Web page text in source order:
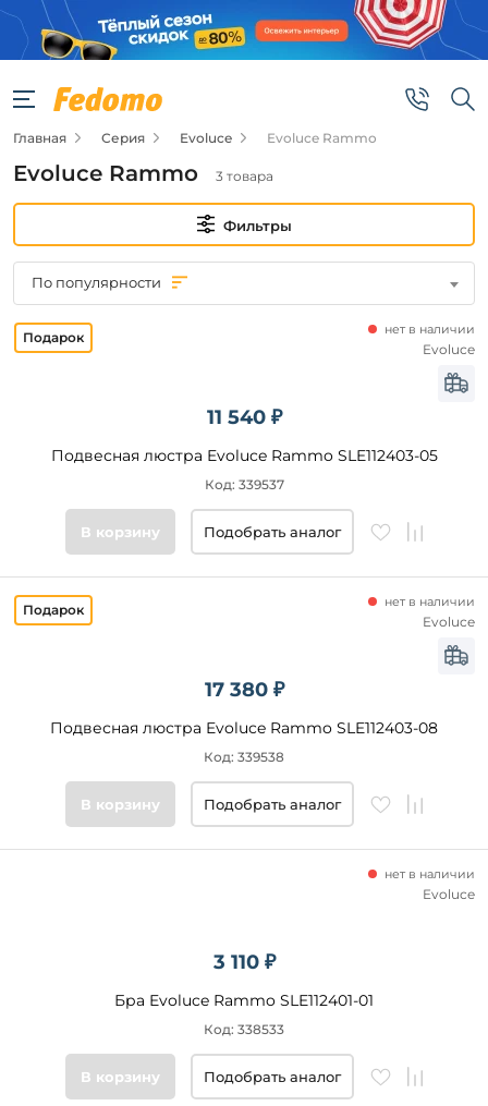
Фильтры
Цена
от
Бренд
Цвет
основания
Стиль
Главная Серия Evoluce Evoluce Rammo
Evoluce Rammo 3 товара
Фильтры
По популярности
11 540 ₽
Подвесная люстра Evoluce Rammo SLE112403-05
нет в наличии
Код: 339537
Evoluce
В корзину Подобрать аналог
17 380 ₽
Подвесная люстра Evoluce Rammo SLE112403-08
нет в наличии
Код: 339538
Evoluce
В корзину Подобрать аналог
3 110 ₽
Бра Evoluce Rammo SLE112401-01
нет в наличии
Код: 338533
Evoluce
В корзину Подобрать аналог